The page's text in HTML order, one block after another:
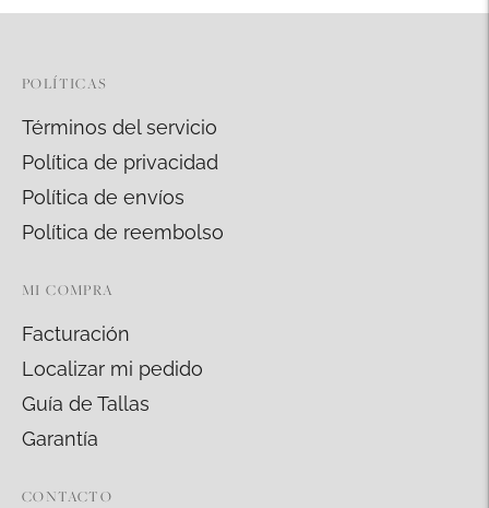
POLÍTICAS
Términos del servicio
Política de privacidad
Política de envíos
Política de reembolso
MI COMPRA
Facturación
Localizar mi pedido
Guía de Tallas
Garantía
CONTACTO